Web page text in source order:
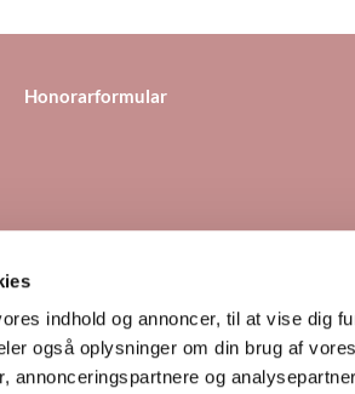
indhold og annoncer, til at vise dig
også oplysninger om din brug af
annonceringspartnere og
Honorarformular
4130 Viby Sjælland